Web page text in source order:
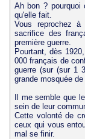
Ah bon ? pourquoi
qu'elle fait.
Vous reprochez
sacrifice des
première guerre.
Pourtant, dès
000 français de
guerre (sur (sur 1
grande mosquée
Il me semble que
sein de leur
Cette volonté de
ceux qui vous
mal se finir.